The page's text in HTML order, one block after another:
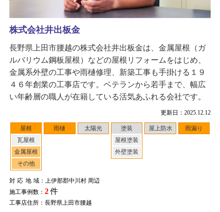
更新日：2025.12.12
屋根
瓦屋根
金属屋根
その他
雨樋 太陽光
塗装
屋根塗装
外壁塗装
屋上防水 雨漏り
対応地域：上伊那郡中川村 周辺
施工事例数： 2件
工事店住所：長野県上田市腰越
株式会社井出板金
長野県上田市腰越の株式会社井出板金は、金属屋根（ガ
ルバリウム鋼板屋根）などの屋根リフォームをはじめ、
金属系外壁の工事や雨樋修理、新築工事も手掛ける１９
４６年創業の工事店です。ベテランから若手まで、幅広
い年齢層の職人が在籍している活気あふれる会社です。